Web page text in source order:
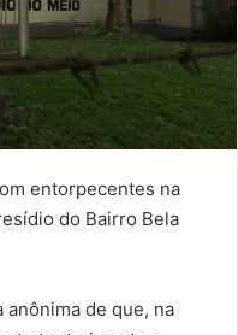
entorpecentes na
do Bairro Bela
de que, na